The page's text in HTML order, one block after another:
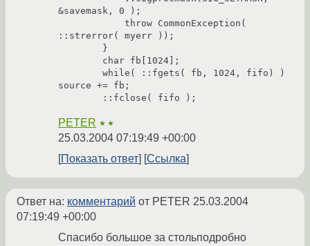
&savemask, 0 );
::strerror( myerr ));
source += fb;
	::fclose( fifo );
PETER ★★
25.03.2004 07:19:49 +00:00
Показать ответ
Ссылка
Ответ на: комментарий от PETER 25.03.2004
07:19:49 +00:00
Спасибо большое за стольподробно